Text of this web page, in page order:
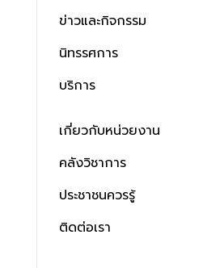
ข่าวและกิจกรรม
นิทรรศการ
บริการ
เกี่ยวกับหน่วยงาน
คลังวิชาการ
ประชาชนควรรู้
ติดต่อเรา